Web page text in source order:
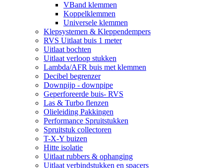
VBand klemmen
Koppelklemmen
Universele klemmen
Klepsystemen & Kleppendempers
RVS Uitlaat buis 1 meter
Uitlaat bochten
Uitlaat verloop stukken
Lambda/AFR buis met klemmen
Decibel begrenzer
Downpijp - downpipe
Geperforeerde buis- RVS
Las & Turbo flenzen
Olieleiding Pakkingen
Performance Spruitstukken
Spruitstuk collectoren
T-X-Y buizen
Hitte isolatie
Uitlaat rubbers & ophanging
Uitlaat verbindstukken en spacers